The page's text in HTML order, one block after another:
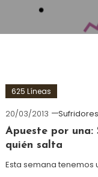
625 Líneas
20/03/2013
Apueste por una:
quién salta
Esta semana tenemos